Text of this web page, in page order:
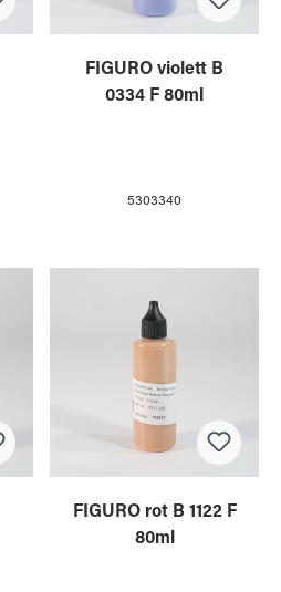
FIGURO violett B
0334 F 80ml
5303340
FIGURO rot B 1122 F
80ml